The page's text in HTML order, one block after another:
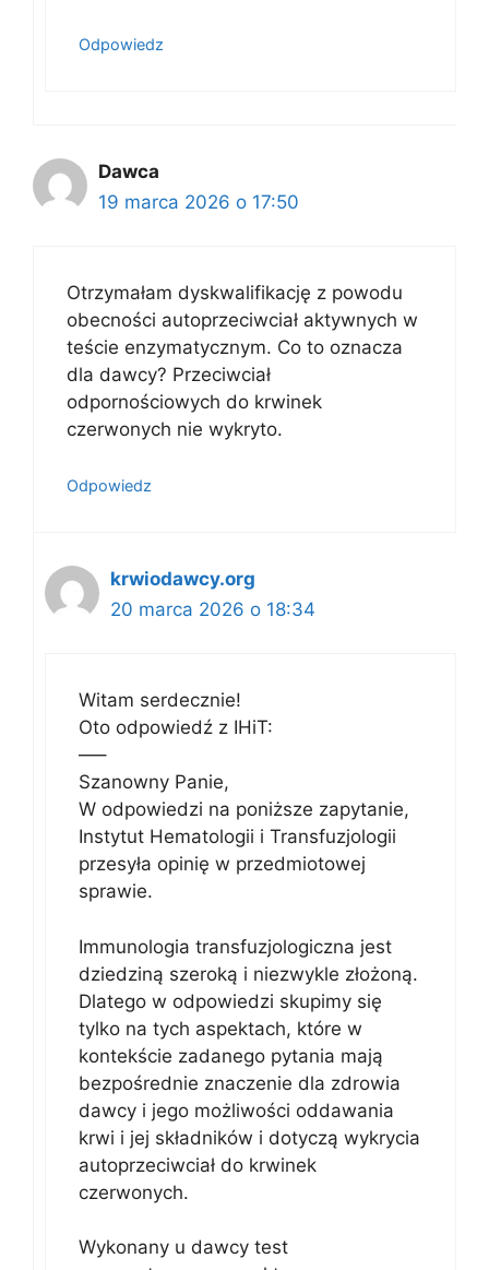
Odpowiedz
Dawca
19 marca 2026 o 17:50
Otrzymałam dyskwalifikację z powodu
obecności autoprzeciwciał aktywnych w
teście enzymatycznym. Co to oznacza
dla dawcy? Przeciwciał
odpornościowych do krwinek
czerwonych nie wykryto.
Odpowiedz
krwiodawcy.org
20 marca 2026 o 18:34
Witam serdecznie!
Oto odpowiedź z IHiT:
—–
Szanowny Panie,
W odpowiedzi na poniższe zapytanie,
Instytut Hematologii i Transfuzjologii
przesyła opinię w przedmiotowej
sprawie.
Immunologia transfuzjologiczna jest
dziedziną szeroką i niezwykle złożoną.
Dlatego w odpowiedzi skupimy się
tylko na tych aspektach, które w
kontekście zadanego pytania mają
bezpośrednie znaczenie dla zdrowia
dawcy i jego możliwości oddawania
krwi i jej składników i dotyczą wykrycia
autoprzeciwciał do krwinek
czerwonych.
Wykonany u dawcy test